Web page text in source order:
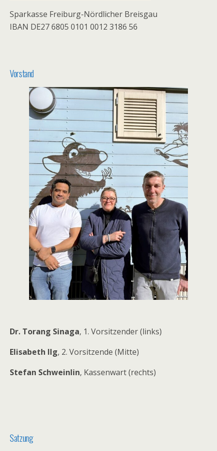
Sparkasse Freiburg-Nördlicher Breisgau
IBAN DE27 6805 0101 0012 3186 56
Vorstand
Dr. Torang Sinaga, 1. Vorsitzender (links)
Elisabeth Ilg, 2. Vorsitzende (Mitte)
Stefan Schweinlin, Kassenwart (rechts)
Satzung